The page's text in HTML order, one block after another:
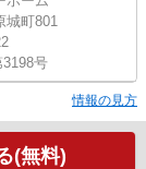
城町801
号
情報の見方
(無料)